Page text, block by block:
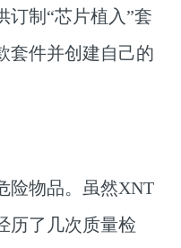
订制“芯片植入”套
套件并创建自己的
险物品。虽然XNT
历了几次质量检